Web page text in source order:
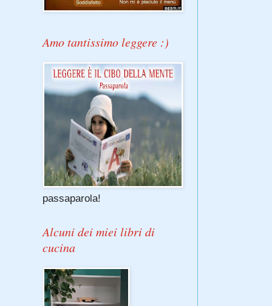
Amo tantissimo leggere :)
passaparola!
Alcuni dei miei libri di
cucina